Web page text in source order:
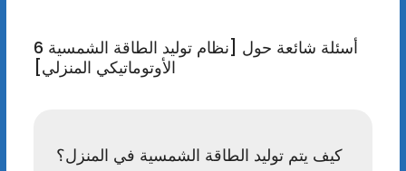
6 أسئلة شائعة حول [نظام توليد الطاقة الشمسية
الأوتوماتيكي المنزلي]
كيف يتم توليد الطاقة الشمسية في المنزل؟